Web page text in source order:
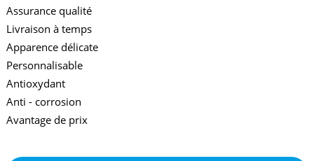
Assurance qualité
Livraison à temps
Apparence délicate
Personnalisable
Antioxydant
Anti - corrosion
Avantage de prix